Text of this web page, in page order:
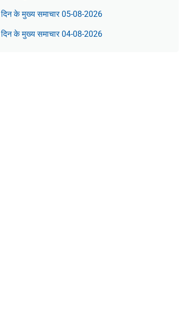
दिन के मुख्य समाचार 05-08-2026
दिन के मुख्य समाचार 04-08-2026